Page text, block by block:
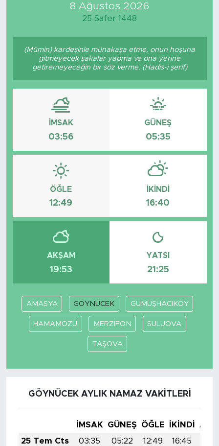
8 Ağustos 2026
25 Safer 1448
(Mümin) kardeşinle münakaşa etme, onun hoşuna
gitmeyecek şakalar yapma ve ona yerine
getiremeyeceğin bir söz verme. (Hadis-i şerif)
İMSAK
03:56
GÜNEŞ
05:35
ÖĞLE
12:49
İKINDI
16:40
AKŞAM
19:53
YATSI
21:25
AMASYA GÖYNÜCEK GÜMÜŞHACIKÖY
HAMAMÖZÜ MERZİFON SULUOVA
TAŞOVA
GÖYNÜCEK AYLIK NAMAZ VAKITLERI
İMSAK GÜNEŞ ÖĞLE İKINDI
25 Tem Cts
03:35 05:22 12:49 16:45